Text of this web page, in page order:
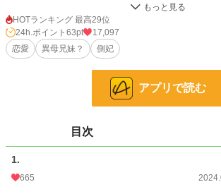
れて来たのが伯爵令嬢マリージュ。
カインロットはマリージュが自分の異母妹かもしれない
出す。
しかも初恋の女の子でもあり、マリージュを手に入れた
は自分の欲望のためにラフィティの頼みを受け入れる。
兄妹かもしれないが子供を生ませなければ問題ないだろ
14,379 位 / 229,023 件
6,429 位 / 66,403 件
24h.ポイント
HOTランキング 最高29位
24h.ポイント 63pt
17,097
恋愛
異母兄妹？ 側妃
アプリで読む
目次
1.
665